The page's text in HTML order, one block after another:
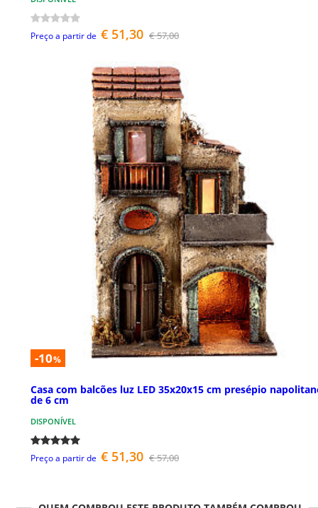
Preço a partir de € 51,30 € 57,00
-10%
Casa com balcões luz LED 35x20x15 cm presépio
de 6 cm
DISPONÍVEL
Preço a partir de € 51,30 € 57,00